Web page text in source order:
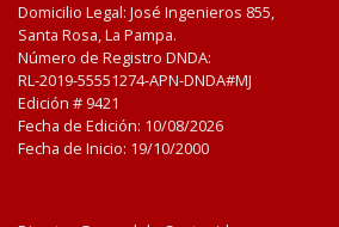
Domicilio Legal: José Ingenieros 855,
Santa Rosa, La Pampa.
Número de Registro DNDA:
RL-2019-55551274-APN-DNDA#MJ
Edición # 9421
Fecha de Edición: 10/08/2026
Fecha de Inicio: 19/10/2000